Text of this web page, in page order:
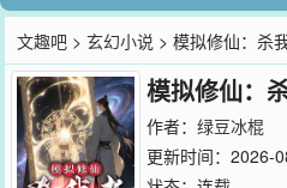
文趣吧 >玄幻小说 > 模拟修仙：杀
模拟修仙：
作者： 绿豆冰棍
更新时间：2026-